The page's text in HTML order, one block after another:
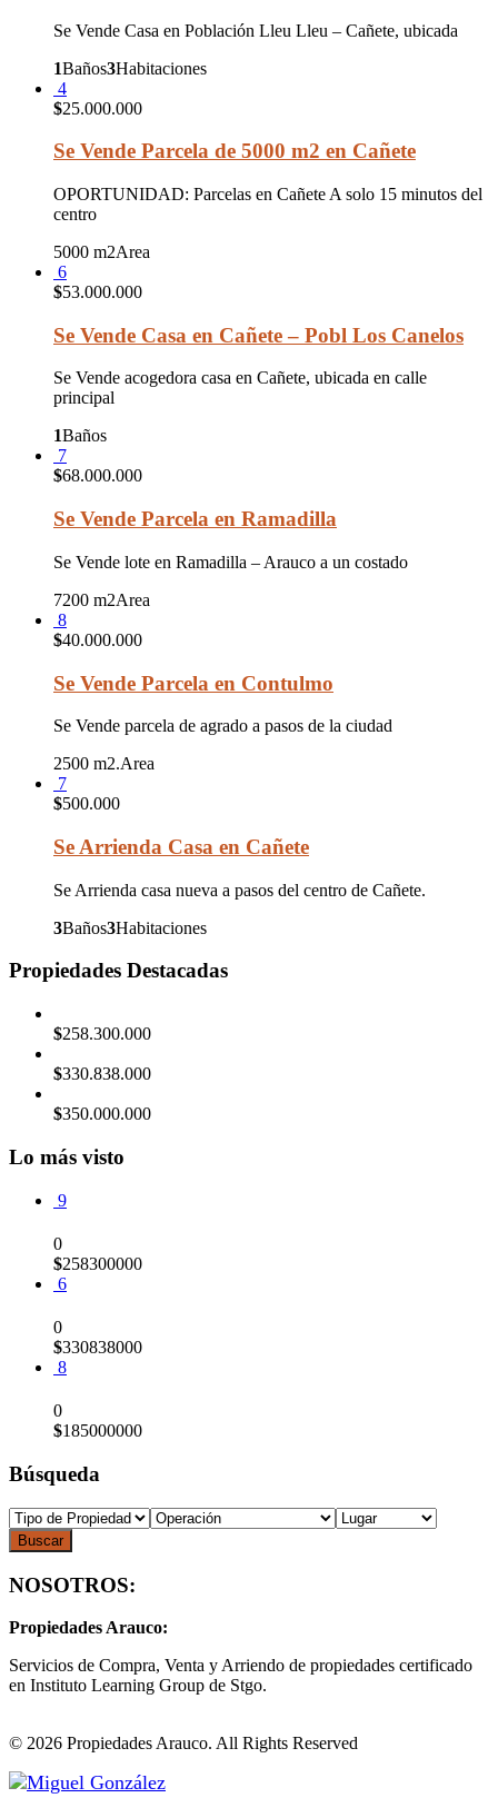
Se Vende Casa en Población Lleu Lleu – Cañete, ubicada
1Baños3Habitaciones
4
$25.000.000
Se Vende Parcela de 5000 m2 en Cañete
OPORTUNIDAD: Parcelas en Cañete A solo 15 minutos del
centro
5000 m2Area
6
$53.000.000
Se Vende Casa en Cañete – Pobl Los Canelos
Se Vende acogedora casa en Cañete, ubicada en calle
principal
1Baños
7
$68.000.000
Se Vende Parcela en Ramadilla
Se Vende lote en Ramadilla – Arauco a un costado
7200 m2Area
8
$40.000.000
Se Vende Parcela en Contulmo
Se Vende parcela de agrado a pasos de la ciudad
2500 m2.Area
7
$500.000
Se Arrienda Casa en Cañete
Se Arrienda casa nueva a pasos del centro de Cañete.
3Baños3Habitaciones
Propiedades Destacadas
$258.300.000
$330.838.000
$350.000.000
Lo más visto
9
0
$258300000
6
0
$330838000
8
0
$185000000
Búsqueda
Buscar
NOSOTROS:
Propiedades Arauco:
Servicios de Compra, Venta y Arriendo de propiedades certificado
en Instituto Learning Group de Stgo.
© 2026 Propiedades Arauco. All Rights Reserved